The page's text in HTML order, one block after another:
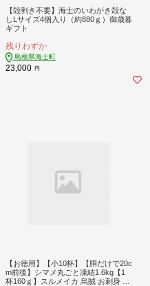
【殻剥き不要】海士のいわがき殻な
しLサイズ4個入り（約880ｇ）御歳暮
ギフト
残りわずか
島根県海士町
23,000 円
【お徳用】【小10杯】【胴だけで20c
m前後】シマメ丸ごと凍結1.6kg【1
杯160ｇ】スルメイカ 烏賊 お刺身 お